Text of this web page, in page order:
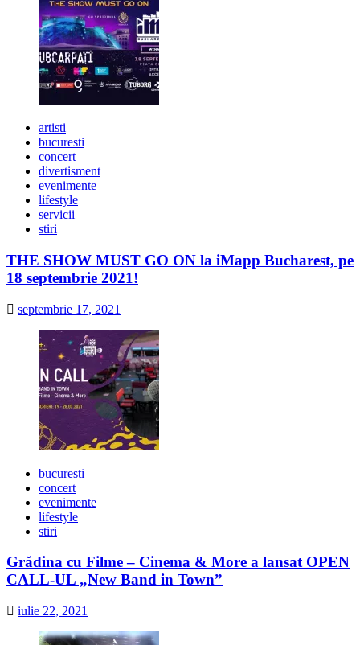
artisti
bucuresti
concert
divertisment
evenimente
lifestyle
servicii
stiri
THE SHOW MUST GO ON la iMapp Bucharest, pe
18 septembrie 2021!
septembrie 17, 2021
bucuresti
concert
evenimente
lifestyle
stiri
Grădina cu Filme – Cinema & More a lansat OPEN
CALL-UL „New Band in Town”
iulie 22, 2021